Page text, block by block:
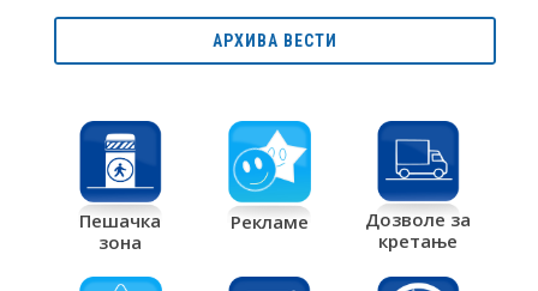
АРХИВА ВЕСТИ
Пешачка
зона
Рекламе
Дозволе за
кретање